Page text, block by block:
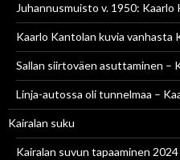
Juhannusmuisto v. 1950:
Kaarlo Kantolan kuvia vanhasta
Sallan siirtoväen asuttaminen –
Linja-autossa oli tunnelmaa –
Kairalan suku
Kairalan suvun tapaaminen 2024